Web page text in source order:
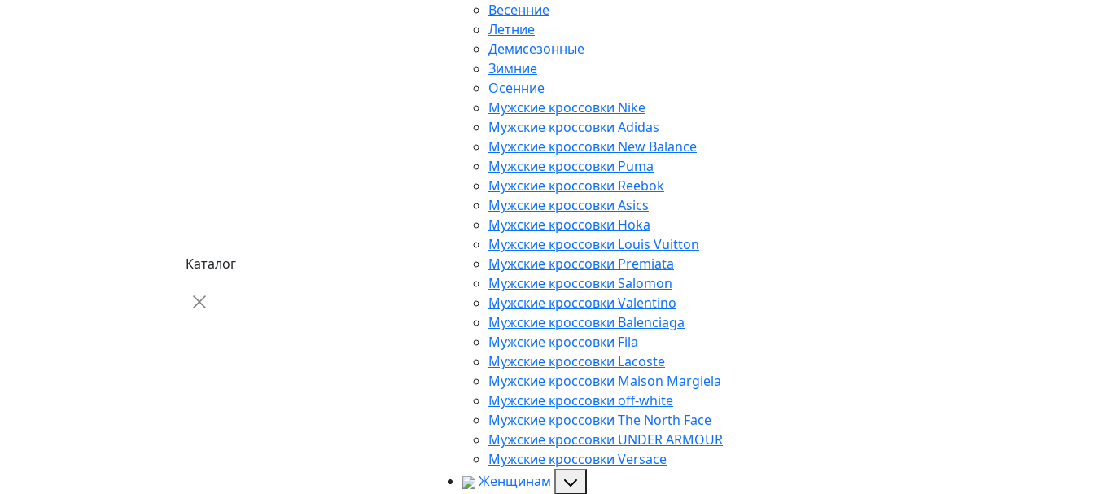
Каталог
Весенние
Летние
Демисезонные
Зимние
Осенние
Мужские кроссовки Nike
Мужские кроссовки Adidas
Мужские кроссовки New Balance
Мужские кроссовки Puma
Мужские кроссовки Reebok
Мужские кроссовки Asics
Мужские кроссовки Hoka
Мужские кроссовки Louis Vuitton
Мужские кроссовки Premiata
Мужские кроссовки Salomon
Мужские кроссовки Valentino
Мужские кроссовки Balenciaga
Мужские кроссовки Fila
Мужские кроссовки Lacoste
Мужские кроссовки Maison Margiela
Мужские кроссовки off-white
Мужские кроссовки The North Face
Мужские кроссовки UNDER ARMOUR
Мужские кроссовки Versace
Женщинам